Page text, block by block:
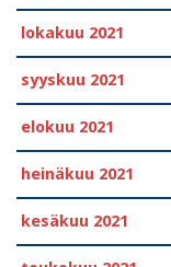
lokakuu 2021
syyskuu 2021
elokuu 2021
heinäkuu 2021
kesäkuu 2021